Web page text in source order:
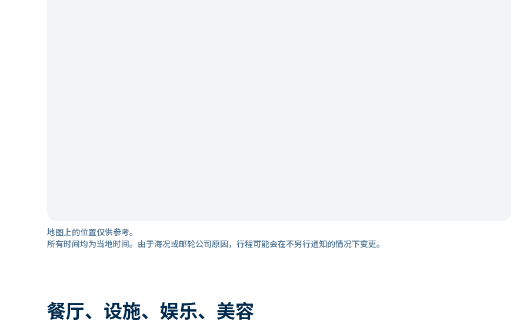
地图上的位置仅供参考。
所有时间均为当地时间。由于海况或邮轮公司原因，行程可能会在不另行通知的情况下变更。
餐厅、设施、娱乐、美容